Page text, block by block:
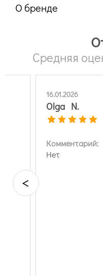
О бренде
Средняя
16.01.2026
Olga N.
Комментарий:
Нет
<